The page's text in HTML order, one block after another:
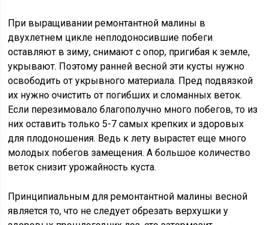
При выращивании ремонтантной малины в
двухлетнем цикле неплодоносившие побеги
оставляют в зиму, снимают с опор, пригибая к земле,
укрывают. Поэтому ранней весной эти кусты нужно
освободить от укрывного материала. Пред подвязкой
их нужно очистить от погибших и сломанных веток.
Если перезимовало благополучно много побегов, то из
них оставить только 5-7 самых крепких и здоровых
для плодоношения. Ведь к лету вырастет еще много
молодых побегов замещения. А большое количество
веток снизит урожайность куста.
Принципиальным для ремонтантной малины весной
является то, что не следует обрезать верхушки у